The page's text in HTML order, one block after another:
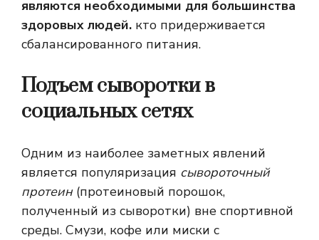
являются необходимыми для большинства
здоровых людей. кто придерживается
сбалансированного питания.
Подъем сыворотки в
социальных сетях
Одним из наиболее заметных явлений
является популяризация сывороточный
протеин(протеиновый порошок,
полученный из сыворотки) вне спортивной
среды. Смузи, кофе или миски с